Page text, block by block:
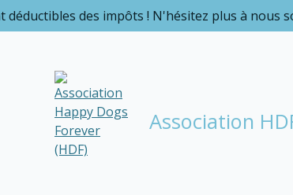
déductibles des impôts ! N'hésitez plus à nous
Association